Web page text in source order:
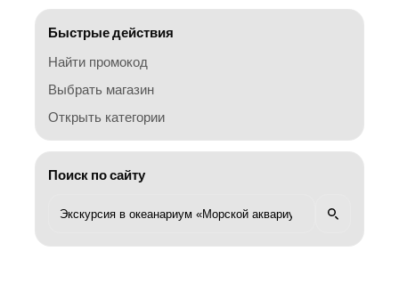
Быстрые действия
Найти промокод
Выбрать магазин
Открыть категории
Поиск по сайту